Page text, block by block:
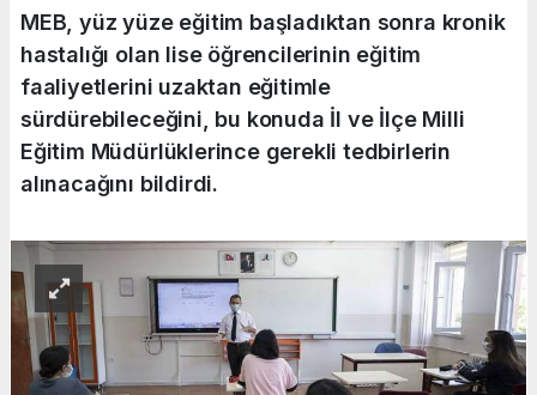
MEB, yüz yüze eğitim başladıktan sonra kronik
hastalığı olan lise öğrencilerinin eğitim
faaliyetlerini uzaktan eğitimle
sürdürebileceğini, bu konuda İl ve İlçe Milli
Eğitim Müdürlüklerince gerekli tedbirlerin
alınacağını bildirdi.